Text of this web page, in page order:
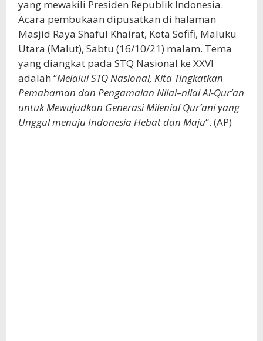
yang mewakili Presiden Republik Indonesia.
Acara pembukaan dipusatkan di halaman
Masjid Raya Shaful Khairat, Kota Sofifi, Maluku
Utara (Malut), Sabtu (16/10/21) malam. Tema
yang diangkat pada STQ Nasional ke XXVI
adalah “Melalui STQ Nasional, Kita Tingkatkan
Pemahaman dan Pengamalan Nilai–nilai Al-Qur’an
untuk Mewujudkan Generasi Milenial Qur’ani yang
Unggul menuju Indonesia Hebat dan Maju“. (AP)